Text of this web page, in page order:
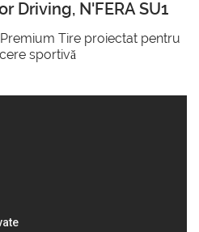
Driving, N'FERA SU1
Tire proiectat pentru
sportivă